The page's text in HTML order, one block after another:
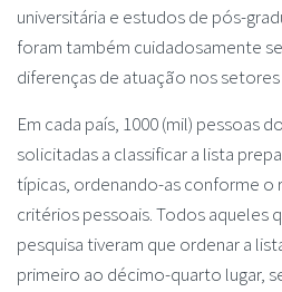
universitária e estudos de pós-
foram também cuidadosamente
diferenças de atuação nos
Em cada país, 1000 (mil) pessoas
solicitadas a classificar a lista
típicas, ordenando-as conforme
critérios pessoais. Todos aqueles
pesquisa tiveram que ordenar a
primeiro ao décimo-quarto lugar,